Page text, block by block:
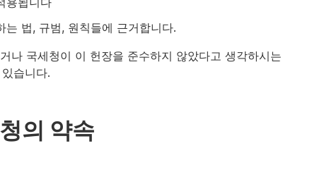
법, 규범, 원칙들에 근거합니다.
나 국세청이 이 헌장을 준수하지 않았다고 생각하시는
습니다.
의 약속